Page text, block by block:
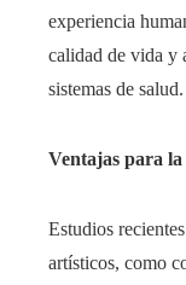
experiencia
calidad de vida y
sistemas de salud.
Ventajas para
Estudios
artísticos, como